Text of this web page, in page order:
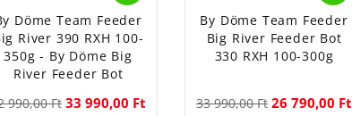
Döme Team Feeder
River 390 RXH 100-
350g - By Döme Big
River Feeder Bot
990,00 Ft 33 990,00 Ft
By Döme Team Feeder
Big River Feeder Bot
330 RXH 100-300g
33 990,00 Ft 26 790,00 Ft